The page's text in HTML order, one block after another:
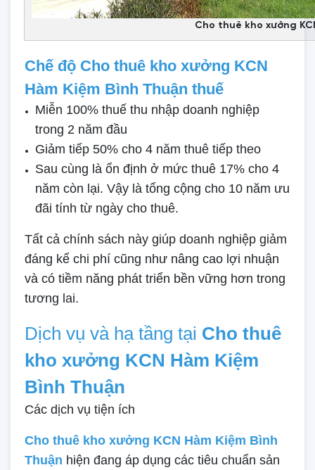
Cho thuê kho xưởng
Chế độ Cho thuê kho xưởng KCN
Hàm Kiệm Bình Thuận thuế
Miễn 100% thuế thu nhập doanh nghiệp
trong 2 năm đầu
Giảm tiếp 50% cho 4 năm thuê tiếp theo
Sau cùng là ổn định ở mức thuê 17% cho 4
năm còn lại. Vậy là tổng cộng cho 10 năm ưu
đãi tính từ ngày cho thuê.
Tất cả chính sách này giúp doanh nghiệp giảm
đáng kể chi phí cũng như nâng cao lợi nhuận
và có tiềm năng phát triển bền vững hơn trong
tương lai.
Dịch vụ và hạ tầng tại Cho thuê
kho xưởng KCN Hàm Kiệm
Bình Thuận
Các dịch vụ tiện ích
Cho thuê kho xưởng KCN Hàm Kiệm Bình
Thuận hiện đang áp dụng các tiêu chuẩn sản